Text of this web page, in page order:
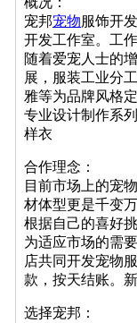
宠邦宠物服饰开
开发工作室。工
随着爱宠人士的
展，服装工业分
雅等为品牌风格
专业设计制作系
样衣
合作理念：
目前市场上的宠
材体型更是千变
根据自己的喜好
为适应市场的需
店共同开发宠物
款，按天结账。
选择宠邦：